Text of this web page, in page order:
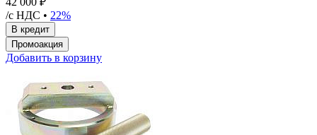
/с НДС • 22%
Добавить в корзину